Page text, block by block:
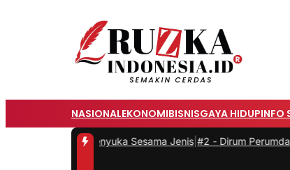
NASIONALEKONOMIBISNISGAYA HIDUPINFO
Diduga Penyuka Sesama Jenis|#2 -Dirum Perumda PPJ